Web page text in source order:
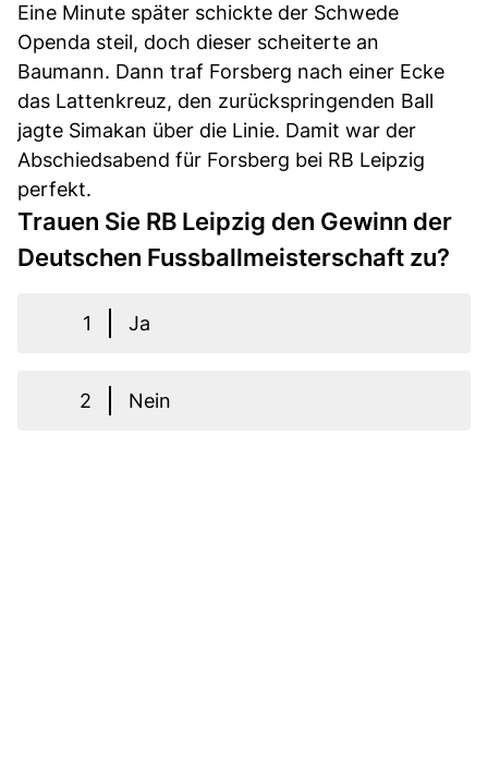
Eine Minute später schickte der Schwede
Openda steil, doch dieser scheiterte an
Baumann. Dann traf Forsberg nach einer Ecke
das Lattenkreuz, den zurückspringenden Ball
jagte Simakan über die Linie. Damit war der
Abschiedsabend für Forsberg bei RB Leipzig
perfekt.
Trauen Sie RB Leipzig den Gewinn der
Deutschen Fussballmeisterschaft zu?
1 Ja
2 Nein